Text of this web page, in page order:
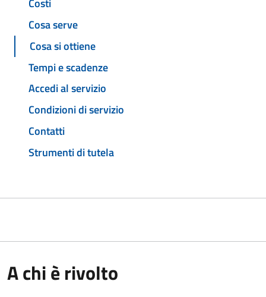
Costi
Cosa serve
Cosa si ottiene
Tempi e scadenze
Accedi al servizio
Condizioni di servizio
Contatti
Strumenti di tutela
A chi è rivolto